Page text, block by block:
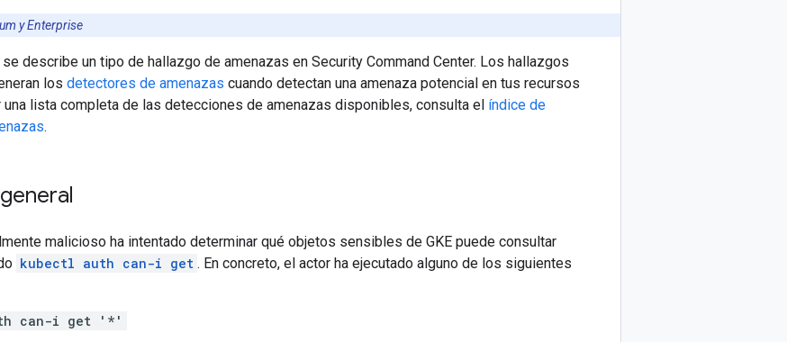
y Enterprise
describe un tipo de hallazgo de amenazas en Security Command Center. Los hallazgos
los detectores de amenazas cuando detectan una amenaza potencial en tus recursos
una lista completa de las detecciones de amenazas disponibles, consulta el índice de
.
malicioso ha intentado determinar qué objetos sensibles de GKE puede consultar
kubectl auth can-i get . En concreto, el actor ha ejecutado alguno de los siguientes
can-i get '*'